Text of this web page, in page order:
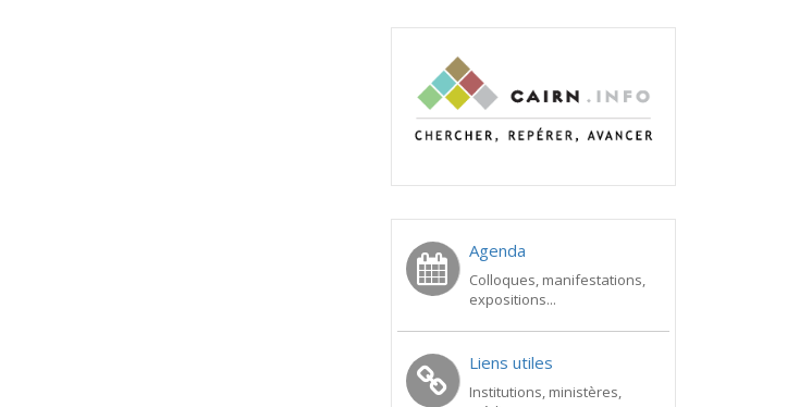
Agenda
Colloques, manifestations,
expositions...
Liens utiles
Institutions, ministères,